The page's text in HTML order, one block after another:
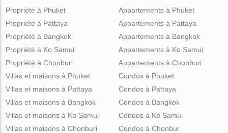
Propriété à Phuket
Propriété à Pattaya
Propriété à Bangkok
Propriété à Ko Samui
Propriété à Chonburi
Appartements à Phuket
Appartements à Pattaya
Appartements à Bangkok
Appartements à Ko Samui
Appartements à Chonburi
Villas et maisons à Phuket
Villas et maisons à Pattaya
Villas et maisons à Bangkok
Villas et maisons à Ko Samui
Villas et maisons à Chonburi
Condos à Phuket
Condos à Pattaya
Condos à Bangkok
Condos à Ko Samui
Condos à Chonbur